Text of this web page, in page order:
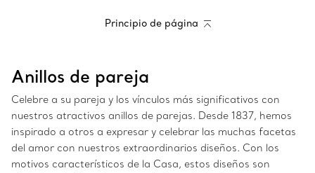
Principio de página
Anillos de pareja
Celebre a su pareja y los vínculos más significativos con
nuestros atractivos anillos de parejas. Desde 1837, hemos
inspirado a otros a expresar y celebrar las muchas facetas
del amor con nuestros extraordinarios diseños. Con los
motivos característicos de la Casa, estos diseños son